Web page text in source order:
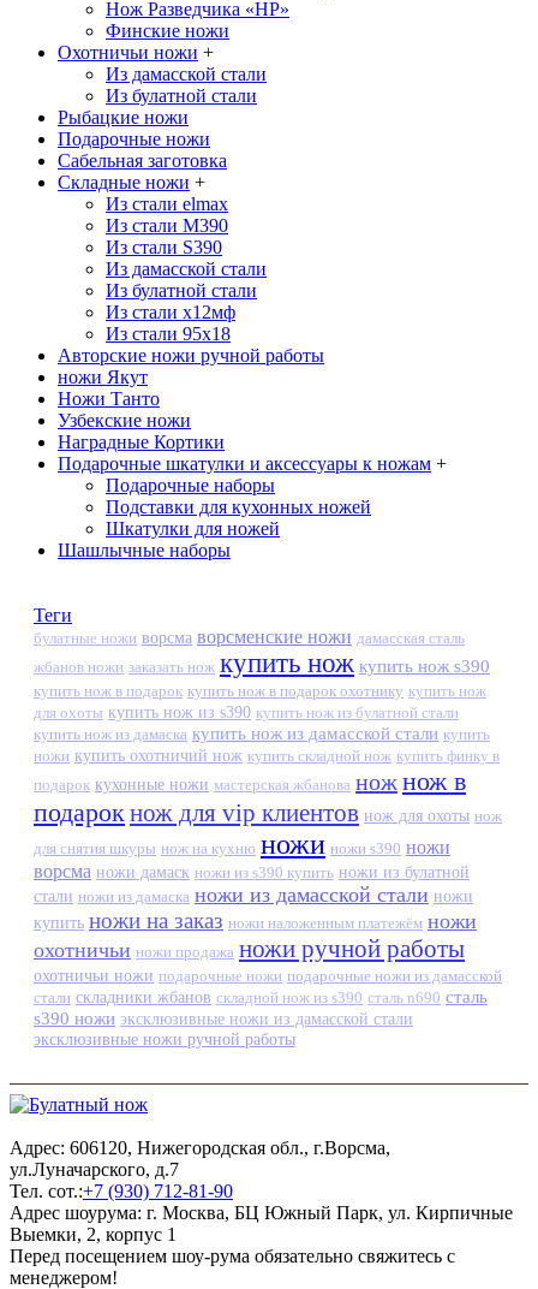
Нож Разведчика «НР»
Финские ножи
Охотничьи ножи +
Из дамасской стали
Из булатной стали
Рыбацкие ножи
Подарочные ножи
Сабельная заготовка
Складные ножи +
Из стали elmax
Из стали М390
Из стали S390
Из дамасской стали
Из булатной стали
Из стали х12мф
Из стали 95х18
Авторские ножи ручной работы
ножи Якут
Ножи Танто
Узбекские ножи
Наградные Кортики
Подарочные шкатулки и аксессуары к ножам +
Подарочные наборы
Подставки для кухонных ножей
Шкатулки для ножей
Шашлычные наборы
Теги
булатные ножи ворсма ворсменские ножи дамасская сталь
жбанов ножи заказать нож купить нож купить нож s390
купить нож в подарок купить нож в подарок охотнику купить нож
для охоты купить нож из s390 купить нож из булатной стали
купить нож из дамаска купить нож из дамасской стали купить
ножи купить охотничий нож купить складной нож купить финку в
подарок кухонные ножи мастерская жбанова ножнож в
подарок нож для vip клиентов нож для охоты нож
для снятия шкуры нож на кухню ножи ножи s390 ножи
ворсма ножи дамаск ножи из s390 купить ножи из булатной
стали ножи из дамаска ножи из дамасской стали ножи
купить ножи на заказ ножи наложенным платежём ножи
охотничьи ножи продажа ножи ручной работы
охотничьи ножи подарочные ножи подарочные ножи из дамасской
стали складники жбанов складной нож из s390 сталь n690 сталь
s390 ножи эксклюзивные ножи из дамасской стали
эксклюзивные ножи ручной работы
Адрес: 606120, Нижегородская обл., г.Ворсма,
ул.Луначарского, д.7
Тел. сот.:+7 (930) 712-81-90
Адрес шоурума: г. Москва, БЦ Южный Парк, ул. Кирпичные
Выемки, 2, корпус 1
Перед посещением шоу-рума обязательно свяжитесь с
менеджером!